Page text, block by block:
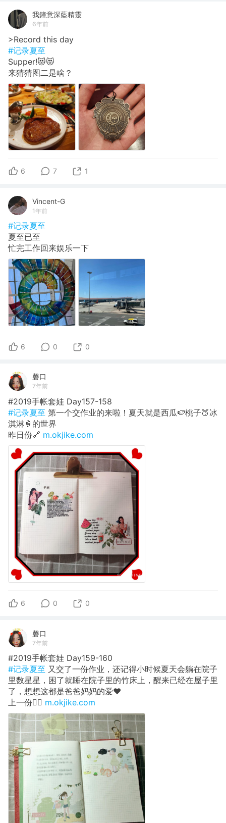
我鐘意深藍精靈
6年前
>Record this day
#记录夏至
Supper!😻😻
来猜猜图二是啥？
6 7 1
Vincent-G
1年前
#记录夏至
夏至已至
忙完工作回来娱乐一下
6 0 0
磬口
7年前
#2019手帐套娃 Day157-158
#记录夏至 第一个交作业的来啦！夏天就是西瓜🍉桃子🍑冰
淇淋🍦的世界
昨日份🔗 m.okjike.com
6 0 0
磬口
7年前
#2019手帐套娃 Day159-160
#记录夏至 又交了一份作业，还记得小时候夏天会躺在院子
里数星星，困了就睡在院子里的竹床上，醒来已经在屋子里
了，想想这都是爸爸妈妈的爱❤️
上一份👉🏼 m.okjike.com